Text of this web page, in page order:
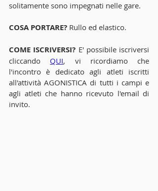
solitamente sono impegnati nelle gare.
COSA PORTARE? Rullo ed elastico.
COME ISCRIVERSI? E' possibile iscriversi
cliccando QUI, vi ricordiamo che
l'incontro è dedicato agli atleti iscritti
all'attività AGONISTICA di tutti i campi e
agli atleti che hanno ricevuto l'email di
invito.